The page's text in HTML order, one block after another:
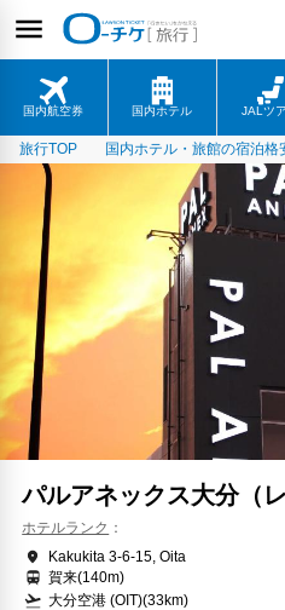
国内航空券 国内ホテル JALツ
旅行TOP 国内ホテル・旅館の宿泊格
パルアネックス大分（
ホテルランク
Kakukita 3-6-15, Oita
賀来(140m)
大分空港 (OIT)(33km)